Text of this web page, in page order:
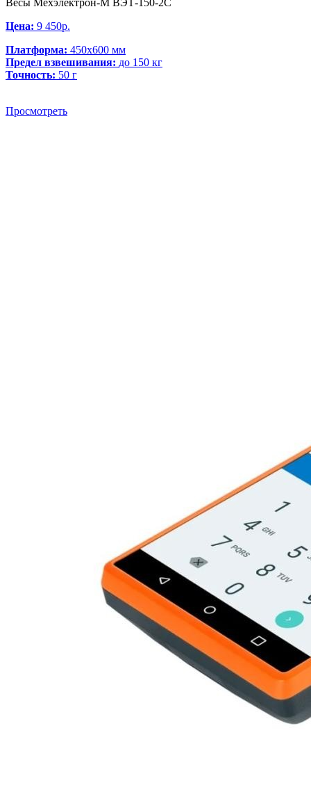
Весы Мехэлектрон-М ВЭТ-150-2С
Цена: 9 450р.
Платформа: 450х600 мм
Предел взвешивания: до 150 кг
Точность: 50 г
Просмотреть